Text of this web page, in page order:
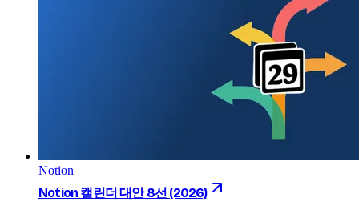
Notion
Notion 캘린더 대안 8선 (2026)